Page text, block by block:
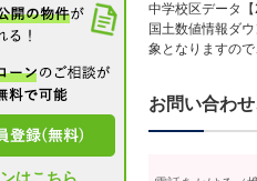
中学校区データ
国土数値情報ダ
象となりますの
お問い合わ
はこちら